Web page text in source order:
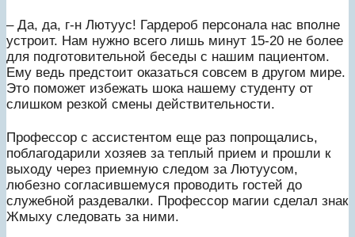
– Да, да, г-н Лютуус! Гардероб персонала нас вполне
устроит. Нам нужно всего лишь минут 15-20 не более
для подготовительной беседы с нашим пациентом.
Ему ведь предстоит оказаться совсем в другом мире.
Это поможет избежать шока нашему студенту от
слишком резкой смены действительности.
Профессор с ассистентом еще раз попрощались,
поблагодарили хозяев за теплый прием и прошли к
выходу через приемную следом за Лютуусом,
любезно согласившемуся проводить гостей до
служебной раздевалки. Профессор магии сделал знак
Жмыху следовать за ними.